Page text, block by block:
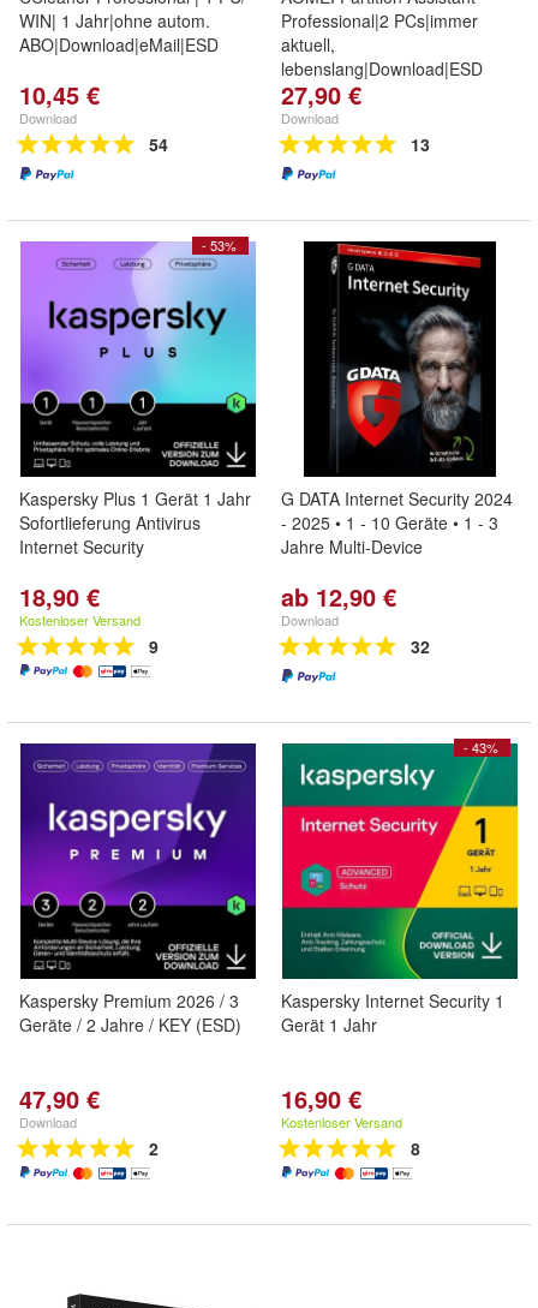
WIN| 1 Jahr|ohne autom.
ABO|Download|eMail|ESD
10,45 €
Download
54
Professional|2 PCs|immer
aktuell,
lebenslang|Download|ESD
27,90 €
Download
13
- 53%
Kaspersky Plus 1 Gerät 1 Jahr
Sofortlieferung Antivirus
Internet Security
18,90 €
Kostenloser Versand
9
G DATA Internet Security 2024
- 2025 • 1 - 10 Geräte • 1 - 3
Jahre Multi-Device
ab 12,90 €
Download
32
Kaspersky Premium 2026 / 3
Geräte / 2 Jahre / KEY (ESD)
47,90 €
Download
2
- 43%
Kaspersky Internet Security 1
Gerät 1 Jahr
16,90 €
Kostenloser Versand
8